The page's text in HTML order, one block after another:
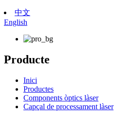
中文
English
Producte
Inici
Productes
Components òptics làser
Capçal de processament làser